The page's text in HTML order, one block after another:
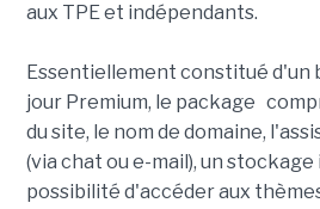
aux TPE et indépendants.
Essentiellement constitué d'un
jour Premium, le package
du site, le nom de domaine,
(via chat ou e-mail), un
possibilité d'accéder aux